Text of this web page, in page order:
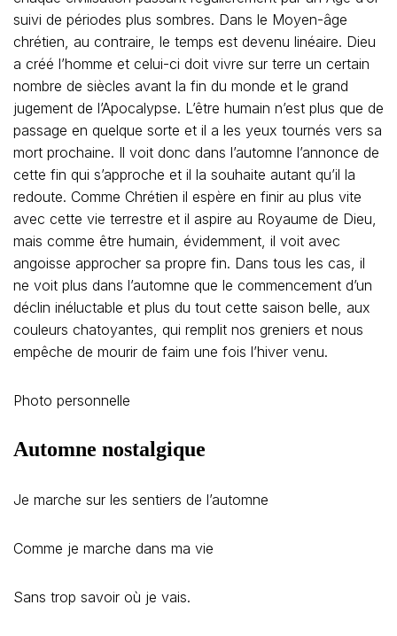
suivi de périodes plus sombres. Dans le Moyen-âge
chrétien, au contraire, le temps est devenu linéaire. Dieu
a créé l’homme et celui-ci doit vivre sur terre un certain
nombre de siècles avant la fin du monde et le grand
jugement de l’Apocalypse. L’être humain n’est plus que de
passage en quelque sorte et il a les yeux tournés vers sa
mort prochaine. Il voit donc dans l’automne l’annonce de
cette fin qui s’approche et il la souhaite autant qu’il la
redoute. Comme Chrétien il espère en finir au plus vite
avec cette vie terrestre et il aspire au Royaume de Dieu,
mais comme être humain, évidemment, il voit avec
angoisse approcher sa propre fin. Dans tous les cas, il
ne voit plus dans l’automne que le commencement d’un
déclin inéluctable et plus du tout cette saison belle, aux
couleurs chatoyantes, qui remplit nos greniers et nous
empêche de mourir de faim une fois l’hiver venu.
Photo personnelle
Automne nostalgique
Je marche sur les sentiers de l’automne
Comme je marche dans ma vie
Sans trop savoir où je vais.